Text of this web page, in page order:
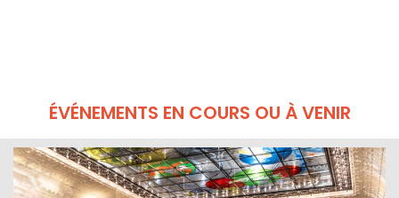
ÉVÉNEMENTS EN COURS OU À VENIR